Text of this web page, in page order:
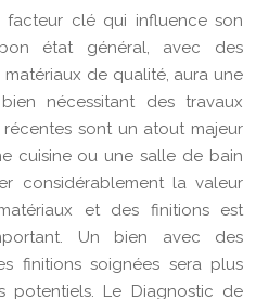
facteur clé qui influence son
état général, avec des
de qualité, aura une
nécessitant des travaux
sont un atout majeur
cuisine ou une salle de bain
considérablement la valeur
et des finitions est
Un bien avec des
finitions soignées sera plus
potentiels. Le Diagnostic de